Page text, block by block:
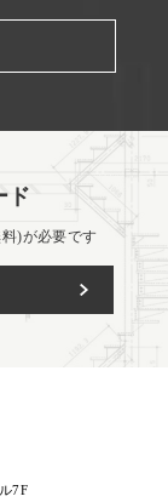
ド
)が必要です
7F